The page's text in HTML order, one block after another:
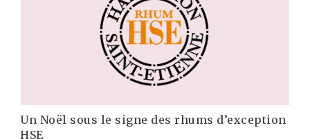
Un Noël sous le signe des rhums d’exception
HSE